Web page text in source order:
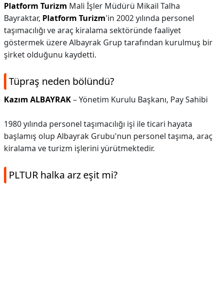
Platform Turizm Mali İşler Müdürü Mikail Talha
Bayraktar, Platform Turizm'in 2002 yılında personel
taşımacılığı ve araç kiralama sektöründe faaliyet
göstermek üzere Albayrak Grup tarafından kurulmuş bir
şirket olduğunu kaydetti.
Tüpraş neden bölündü?
Kazım ALBAYRAK– Yönetim Kurulu Başkanı, Pay Sahibi
1980 yılında personel taşımacılığı işi ile ticari hayata
başlamış olup Albayrak Grubu'nun personel taşıma, araç
kiralama ve turizm işlerini yürütmektedir.
PLTUR halka arz eşit mi?